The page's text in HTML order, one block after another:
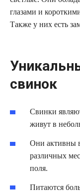
глазами и
Также у них есть
свинок
Свинки
живут в
Они активны
различных
поля.
Питаются